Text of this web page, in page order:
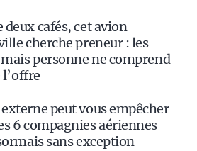
deux cafés, cet avion
cherche preneur : les
personne ne comprend
peut vous empêcher
6 compagnies aériennes
sans exception